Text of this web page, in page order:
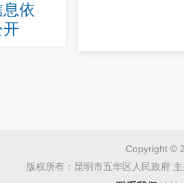
依
Copyright ©
版权所有：昆明市五华区人民政府